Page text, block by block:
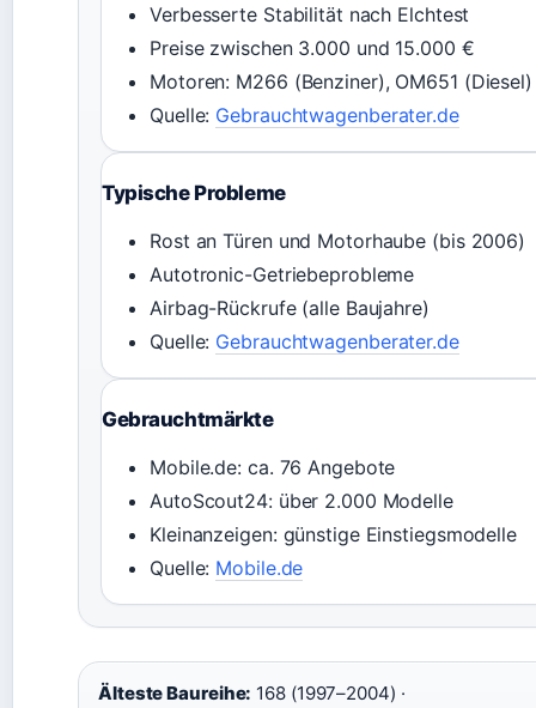
Verbesserte Stabilität nach Elchtest
Preise zwischen 3.000 und 15.000 €
Motoren: M266 (Benziner), OM651 (Diesel)
Quelle: Gebrauchtwagenberater.de
Typische Probleme
Rost an Türen und Motorhaube (bis 2006)
Autotronic-Getriebeprobleme
Airbag-Rückrufe (alle Baujahre)
Quelle: Gebrauchtwagenberater.de
Gebrauchtmärkte
Mobile.de: ca. 76 Angebote
AutoScout24: über 2.000 Modelle
Kleinanzeigen: günstige Einstiegsmodelle
Quelle: Mobile.de
Älteste Baureihe: 168 (1997–2004) ·